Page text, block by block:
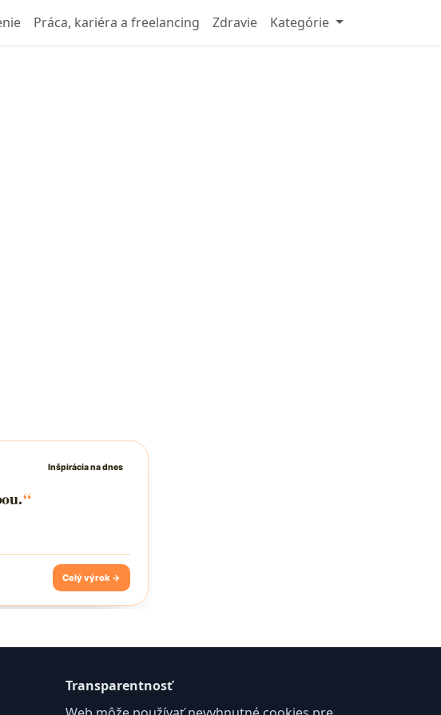
Práca, kariéra a freelancing Zdravie Kategórie
Transparentnosť